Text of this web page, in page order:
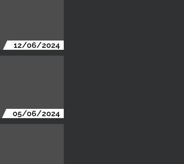
12/06/2024
05/06/2024